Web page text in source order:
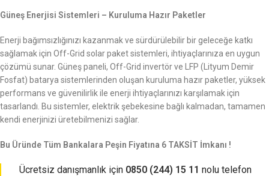
Güneş Enerjisi Sistemleri – Kuruluma Hazır Paketler
Enerji bağımsızlığınızı kazanmak ve sürdürülebilir bir geleceğe katkı
sağlamak için Off-Grid solar paket sistemleri, ihtiyaçlarınıza en uygun
çözümü sunar. Güneş paneli, Off-Grid invertör ve LFP (Lityum Demir
Fosfat) batarya sistemlerinden oluşan kuruluma hazır paketler, yüksek
performans ve güvenilirlik ile enerji ihtiyaçlarınızı karşılamak için
tasarlandı. Bu sistemler, elektrik şebekesine bağlı kalmadan, tamamen
kendi enerjinizi üretebilmenizi sağlar.
Bu Üründe Tüm Bankalara Peşin Fiyatına 6 TAKSİT İmkanı !
Ücretsiz danışmanlık için 0850 (244) 15 11 nolu telefon